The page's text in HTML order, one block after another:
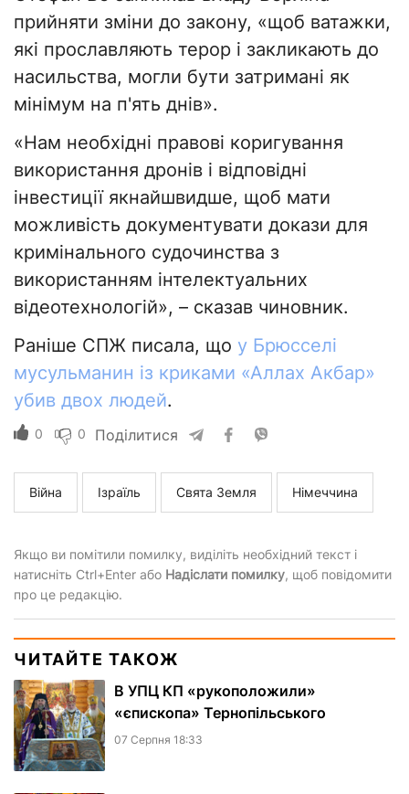
прийняти зміни до закону, «щоб ватажки,
які прославляють терор і закликають до
насильства, могли бути затримані як
мінімум на п'ять днів».
«Нам необхідні правові коригування
використання дронів і відповідні
інвестиції якнайшвидше, щоб мати
можливість документувати докази для
кримінального судочинства з
використанням інтелектуальних
відеотехнологій», – сказав чиновник.
Раніше СПЖ писала, що у Брюсселі
мусульманин із криками «Аллах Акбар»
убив двох людей.
0 0 Поділитися
Війна Ізраїль Свята Земля Німеччина
Якщо ви помітили помилку, виділіть необхідний текст і
натисніть Ctrl+Enter або Надіслати помилку, щоб повідомити
про це редакцію.
ЧИТАЙТЕ ТАКОЖ
В УПЦ КП «рукоположили»
«єпископа» Тернопільського
07 Серпня 18:33